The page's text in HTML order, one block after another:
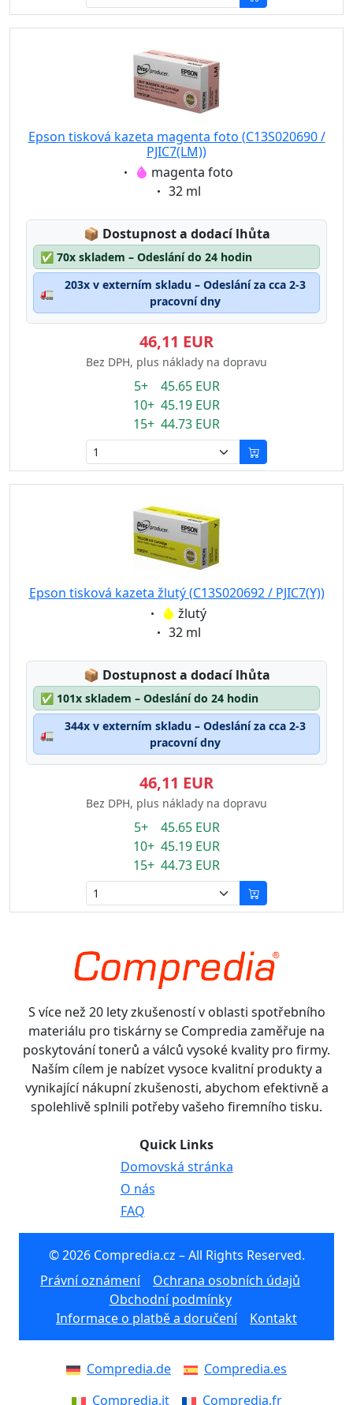
Epson tisková kazeta magenta foto (C13S020690 /
PJIC7(LM))
Eigenschaft:
magenta foto
Eigenschaft:
32 ml
📦 Lagerstatus:
Dostupnost a dodací lhůta
✅ 70x skladem – Odeslání do 24 hodin
🚛
203x v externím skladu – Odeslání za cca 2-3
pracovní dny
46,11 EUR
Bez DPH, plus náklady na dopravu
5+ 45.65 EUR
10+ 45.19 EUR
15+ 44.73 EUR
Epson tisková kazeta žlutý (C13S020692 / PJIC7(Y))
Eigenschaft:
žlutý
Eigenschaft:
32 ml
📦 Lagerstatus:
Dostupnost a dodací lhůta
✅ 101x skladem – Odeslání do 24 hodin
🚛
344x v externím skladu – Odeslání za cca 2-3
pracovní dny
46,11 EUR
Bez DPH, plus náklady na dopravu
5+ 45.65 EUR
10+ 45.19 EUR
15+ 44.73 EUR
S více než 20 lety zkušeností v oblasti spotřebního
materiálu pro tiskárny se Compredia zaměřuje na
poskytování tonerů a válců vysoké kvality pro firmy.
Naším cílem je nabízet vysoce kvalitní produkty a
vynikající nákupní zkušenosti, abychom efektivně a
spolehlivě splnili potřeby vašeho firemního tisku.
Quick Links
Domovská stránka
O nás
FAQ
© 2026 Compredia.cz – All Rights Reserved.
Právní oznámení
Ochrana osobních údajů
Obchodní podmínky
Informace o platbě a doručení
Kontakt
Compredia.de
Compredia.es
Compredia.it
Compredia.fr